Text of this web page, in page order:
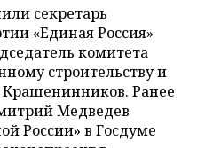
секретарь
«Единая Россия»
комитета
строительству и
Крашенинников. Ранее
Медведев
России» в Госдуме